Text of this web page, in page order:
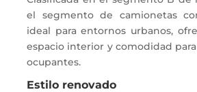
el segmento de camionetas
ideal para entornos urbanos,
espacio interior y comodidad
ocupantes.
Estilo renovado